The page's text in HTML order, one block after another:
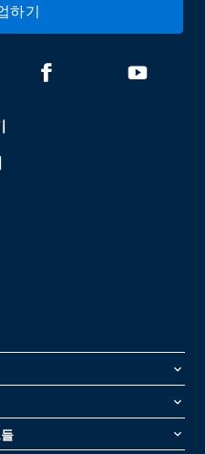
keyboard_arrow_down
keyboard_arrow_down
keyboard_arrow_down
하기